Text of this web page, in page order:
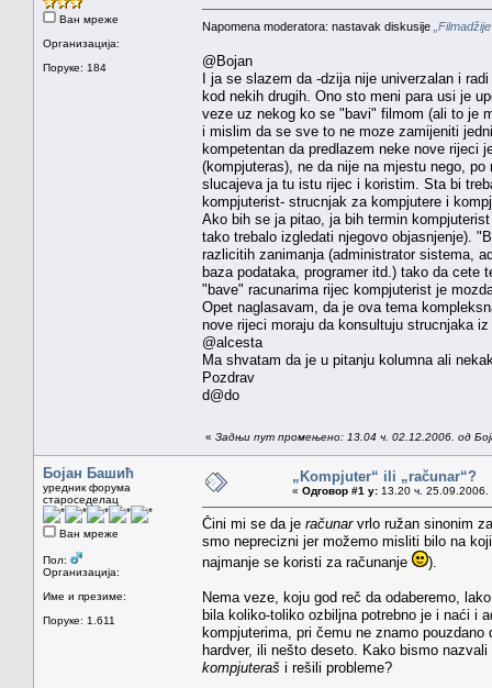
Ван мреже
Организација:
Поруке: 184
Napomena moderatora: nastavak diskusije
@Bojan
I ja se slazem da -dzija nije univerzalan i
kod nekih drugih. Ono sto meni para usi je
veze uz nekog ko se "bavi" filmom (ali to je
i mislim da se sve to ne moze zamijeniti
kompetentan da predlazem neke nove rijeci
(kompjuteras), ne da nije na mjestu nego,
slucajeva ja tu istu rijec i koristim. Sta bi
kompjuterist- strucnjak za kompjutere i
Ako bih se ja pitao, ja bih termin
tako trebalo izgledati njegovo objasnjenje).
razlicitih zanimanja (administrator sistema,
baza podataka, programer itd.) tako da
"bave" racunarima rijec kompjuterist je
Opet naglasavam, da je ova tema
nove rijeci moraju da konsultuju strucnjaka
@alcesta
Ma shvatam da je u pitanju kolumna ali
Pozdrav
d@do
« Задњи пут промењено: 13.04 ч. 02.12.2006. од
Бојан Башић
уредник форума
староседелац
Ван мреже
Пол:
Организација:
Име и презиме:
Поруке: 1.611
„Kompjuter“ ili „računar“?
« Одговор #1 у: 13.20 ч. 25.09.2006.
Čini mi se da je računarvrlo ružan sinonim
smo neprecizni jer možemo misliti bilo na
najmanje se koristi za računanje
).
Nema veze, koju god reč da odaberemo,
bila koliko-toliko ozbiljna potrebno je i naći i
kompjuterima, pri čemu ne znamo
hardver, ili nešto deseto. Kako bismo
kompjuteraš i rešili probleme?